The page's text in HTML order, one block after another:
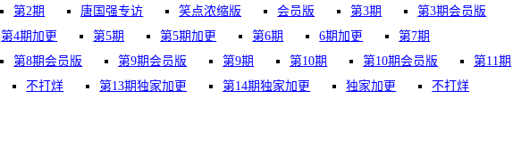
第2期 唐国强专访 笑点浓缩版 会员版 第3期
第3期会员版
第4期加更 第5期 第5期加更 第6期 6期加更
第7期
第8期会员版 第9期会员版 第9期 第10期 第10期会员版
第11期
不打烊 第13期独家加更 第14期独家加更 独家加更
不打烊